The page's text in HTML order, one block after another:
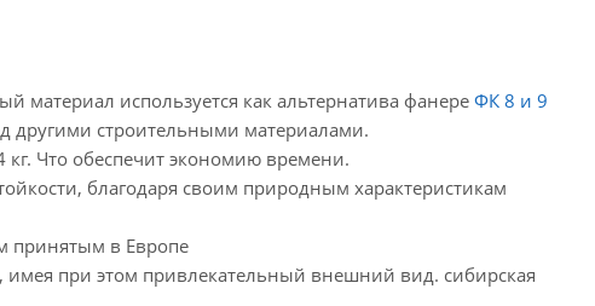
материал используется как альтернатива фанере ФК 8 и 9
другими строительными материалами.
Что обеспечит экономию времени.
благодаря своим природным характеристикам
принятым в Европе
имея при этом привлекательный внешний вид. сибирская